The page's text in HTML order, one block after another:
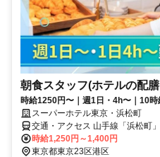
朝食スタッフ(ホテルの配
時給1250円〜｜週1日・4h〜｜10時
スーパーホテル東京・浜松町
交通・アクセス 山手線「浜松町
門」駅より徒歩2分
時給1,250円～1,400円
東京都東京23区港区